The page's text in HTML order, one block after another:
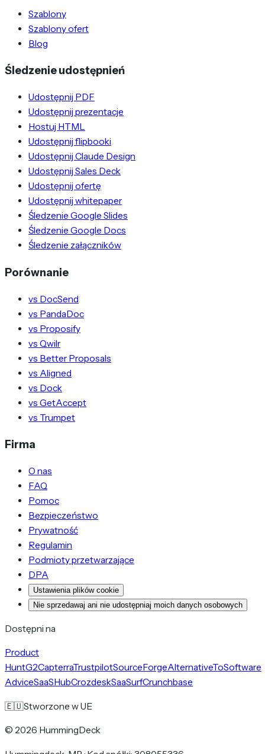
Szablony
Szablony ofert
Blog
Śledzenie udostępnień
Udostępnij PDF
Udostępnij prezentacje
Hostuj HTML
Udostępnij flipbooki
Udostępnij Claude Design
Udostępnij Sales Deck
Udostępnij ofertę
Udostępnij whitepaper
Śledzenie Google Slides
Śledzenie Google Docs
Śledzenie załączników
Porównanie
vs DocSend
vs PandaDoc
vs Proposify
vs Qwilr
vs Better Proposals
vs Aligned
vs Dock
vs GetAccept
vs Trumpet
Firma
O nas
FAQ
Pomoc
Bezpieczeństwo
Prywatność
Regulamin
Podmioty przetwarzające
DPA
Ustawienia plików cookie
Nie sprzedawaj ani nie udostępniaj moich danych osobowych
Dostępni na
Product
HuntG2CapterraTrustpilotSourceForgeAlternativeToSoftware
AdviceSaaSHubCrozdeskSaaSurfCrunchbase
🇪🇺Stworzone w UE
© 2026 HummingDeck